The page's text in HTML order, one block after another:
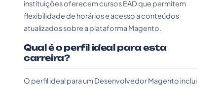
instituições oferecem cursos EAD que permitem
flexibilidade de horários e acesso a conteúdos
atualizados sobre a plataforma Magento.
Qual é o perfil ideal para esta
carreira?
O perfil ideal para um Desenvolvedor Magento inclui